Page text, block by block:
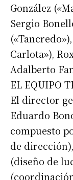
González
Sergio
Carlota»),
Adalberto
EL EQUIPO
El director
Eduardo
compuesto
de
(diseño de